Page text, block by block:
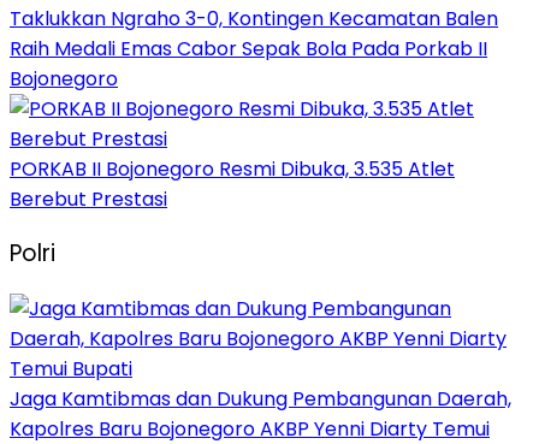
Taklukkan Ngraho 3-0, Kontingen Kecamatan Balen
Raih Medali Emas Cabor Sepak Bola Pada Porkab II
Bojonegoro
PORKAB II Bojonegoro Resmi Dibuka, 3.535 Atlet
Berebut Prestasi
Polri
Jaga Kamtibmas dan Dukung Pembangunan Daerah,
Kapolres Baru Bojonegoro AKBP Yenni Diarty Temui